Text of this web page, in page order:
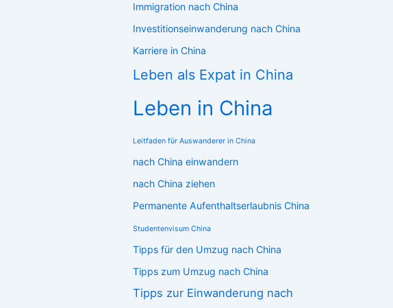
Immigration nach China
Investitionseinwanderung nach China
Karriere in China
Leben als Expat in China
Leben in China
Leitfaden für Auswanderer in China
nach China einwandern
nach China ziehen
Permanente Aufenthaltserlaubnis China
Studentenvisum China
Tipps für den Umzug nach China
Tipps zum Umzug nach China
Tipps zur Einwanderung nach